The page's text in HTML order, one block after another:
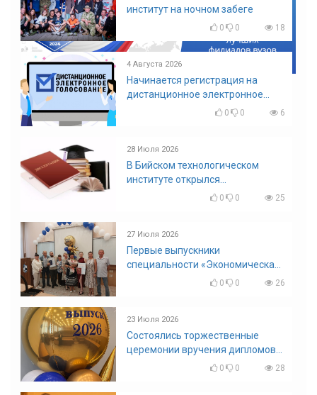
институт на ночном забеге
0 0 18
4 Августа 2026
Начинается регистрация на
дистанционное электронное
голосование на выборы!
0 0 6
28 Июля 2026
В Бийском технологическом
институте открылся
диссертационный совет!
0 0 25
27 Июля 2026
Первые выпускники
специальности «Экономическая
0 0 26
23 Июля 2026
Состоялись торжественные
церемонии вручения дипломов
0 0 28